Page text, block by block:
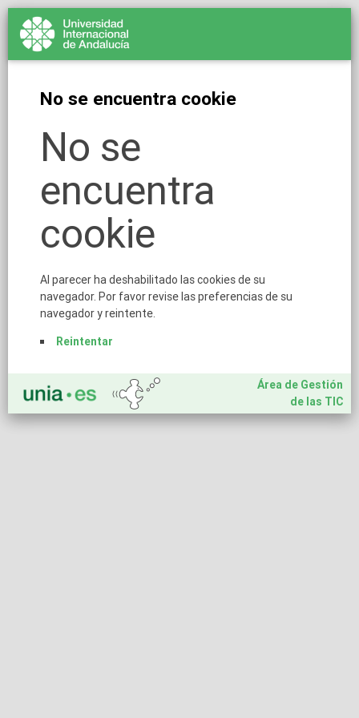
No se encuentra cookie
No se
encuentra
cookie
Al parecer ha deshabilitado las cookies de su
navegador. Por favor revise las preferencias de su
navegador y reintente.
Reintentar
Área de Gestión
de las TIC